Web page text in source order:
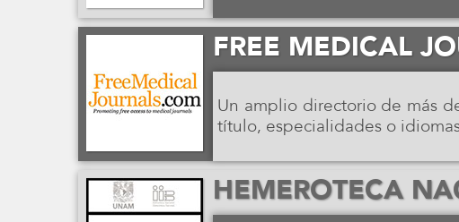
FREE MEDICAL
Un amplio directorio de más
título, especialidades o
HEMEROTECA